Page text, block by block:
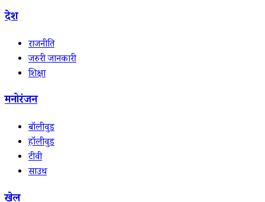
देश
राजनीति
जरुरी जानकारी
शिक्षा
मनोरंजन
बॉलीवुड
हॉलीवुड
टीवी
साउथ